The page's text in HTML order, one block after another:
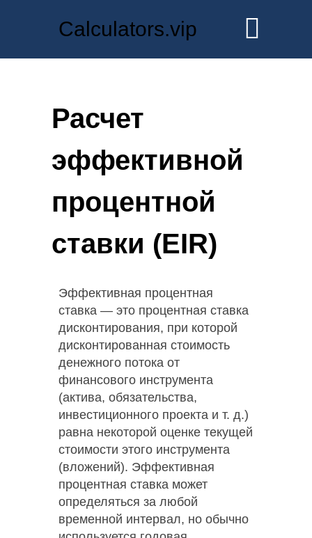
Calculators.vip
Расчет
эффективной
процентной
ставки (EIR)
Эффективная процентная
ставка — это процентная ставка
дисконтирования, при которой
дисконтированная стоимость
денежного потока от
финансового инструмента
(актива, обязательства,
инвестиционного проекта и т. д.)
равна некоторой оценке текущей
стоимости этого инструмента
(вложений). Эффективная
процентная ставка может
определяться за любой
временной интервал, но обычно